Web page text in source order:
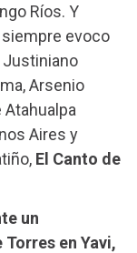
Ríos. Y
evoco
Justiniano
Arsenio
Aires y
El Canto de
un
en Yavi,